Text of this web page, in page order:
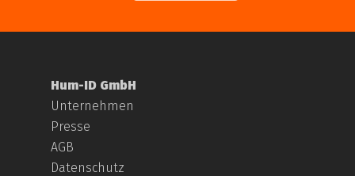
Hum-ID GmbH
Unternehmen
Presse
AGB
Datenschutz